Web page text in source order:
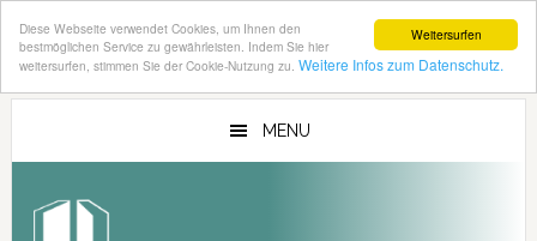
Weitersurfen
Diese Webseite verwendet Cookies, um Ihnen den
bestmöglichen Service zu gewährleisten. Indem Sie hier
weitersurfen, stimmen Sie der Cookie-Nutzung zu. Weitere Infos zum Datenschutz.
Zum
Zur
MENU